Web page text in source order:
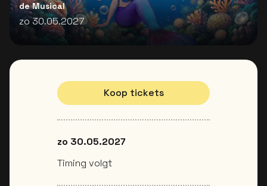
de Musical
zo 30.05.2027
Koop tickets
zo 30.05.2027
Timing volgt